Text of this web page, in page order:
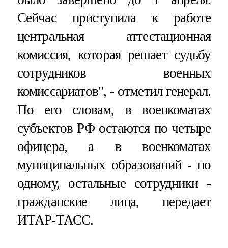
Сейчас приступила к работе
центральная аттестационная
комиссия, которая решает судьбу
сотрудников военных
комиссариатов", - отметил генерал.
По его словам, в военкоматах
субъектов РФ остаются по четыре
офицера, а в военкоматах
муниципальных образований - по
одному, остальные сотрудники -
гражданские лица, передает
ИТАР-ТАСС.